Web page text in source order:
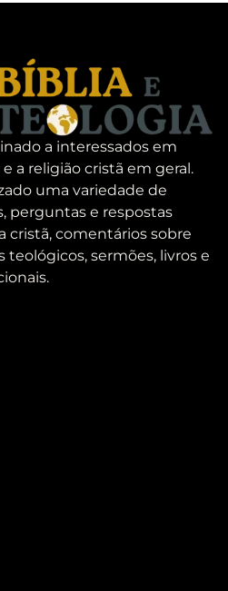
a interessados em
a religião cristã em geral.
uma variedade de
perguntas e respostas
cristã, comentários sobre
sermões, livros e